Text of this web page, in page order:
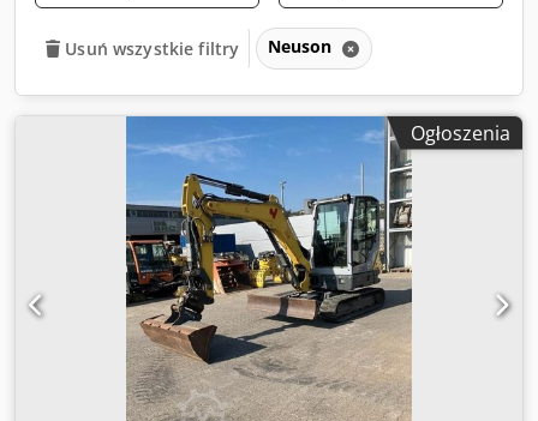
Usuń wszystkie filtry Neuson
Ogłoszenia